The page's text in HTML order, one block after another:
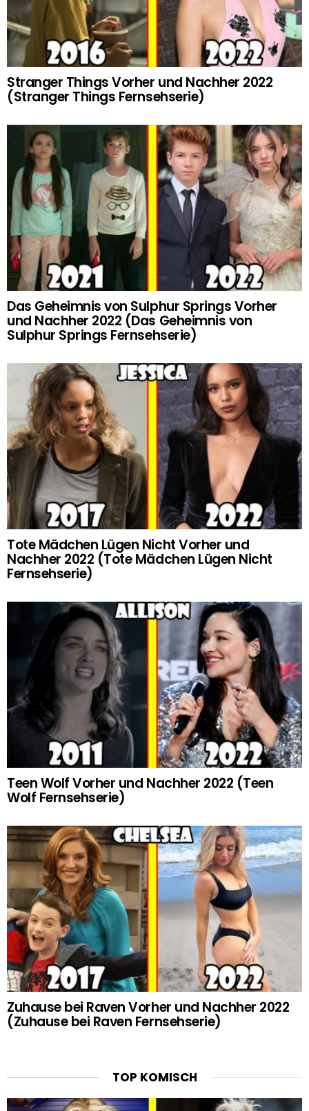
Stranger Things Vorher und Nachher 2022
(Stranger Things Fernsehserie)
Das Geheimnis von Sulphur Springs Vorher
und Nachher 2022 (Das Geheimnis von
Sulphur Springs Fernsehserie)
Tote Mädchen Lügen Nicht Vorher und
Nachher 2022 (Tote Mädchen Lügen Nicht
Fernsehserie)
Teen Wolf Vorher und Nachher 2022 (Teen
Wolf Fernsehserie)
Zuhause bei Raven Vorher und Nachher 2022
(Zuhause bei Raven Fernsehserie)
TOP KOMISCH